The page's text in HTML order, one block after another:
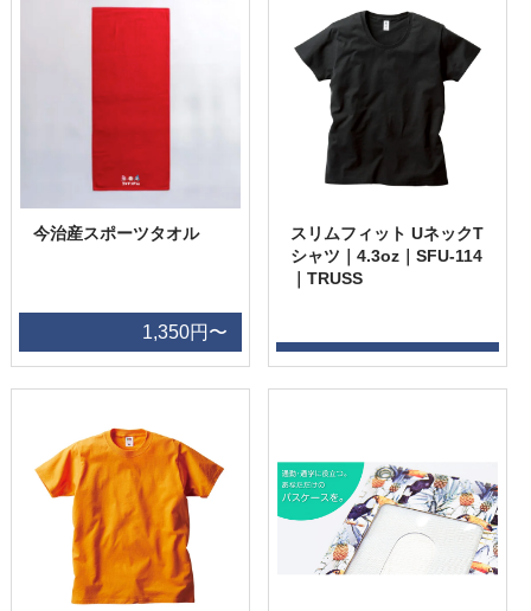
今治産スポーツタオル
1,350円〜
スリムフィット UネックT
シャツ｜4.3oz｜SFU-114
｜TRUSS